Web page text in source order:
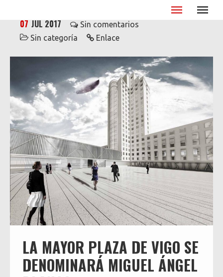
Miguel Ángel Blanco - XX Aniversario
07 JUL 2017
Sin comentarios
Sin categoría
Enlace
LA MAYOR PLAZA DE VIGO SE
DENOMINARÁ MIGUEL ÁNGEL